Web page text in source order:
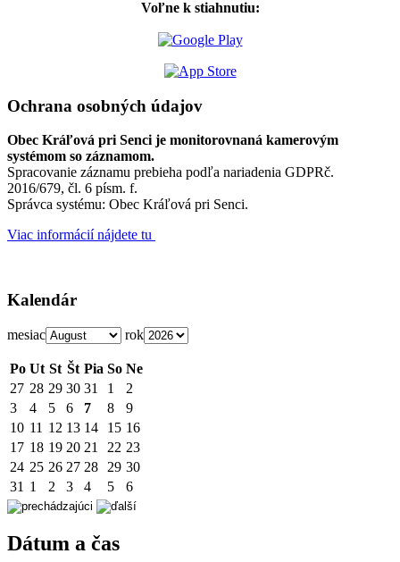
Voľne k stiahnutiu:
Ochrana osobných údajov
Obec Kráľová pri Senci je monitorovnaná kamerovým
systémom so záznamom.
Spracovanie záznamu prebieha podľa nariadenia GDPRč.
2016/679, čl. 6 písm. f.
Správca systému: Obec Kráľová pri Senci.
Viac informácií nájdete tu
Kalendár
mesiac rok
Po Ut St Št Pia So Ne
27 28 29 30 31 1
2
3
4 5 6 7 8
9
10 11 12 13 14 15 16
17 18 19 20 21 22 23
24 25 26 27 28 29 30
31 1 2 3 4 5 6
Dátum a čas